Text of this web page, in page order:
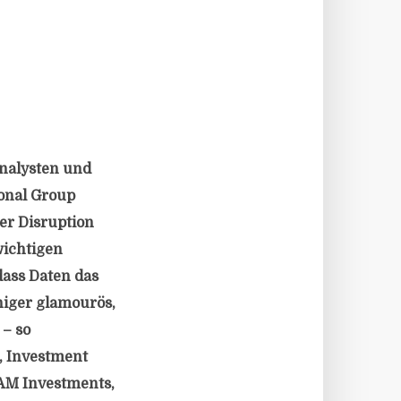
und
Group
Disruption
Daten das
glamourös,
so
Investment
Investments,